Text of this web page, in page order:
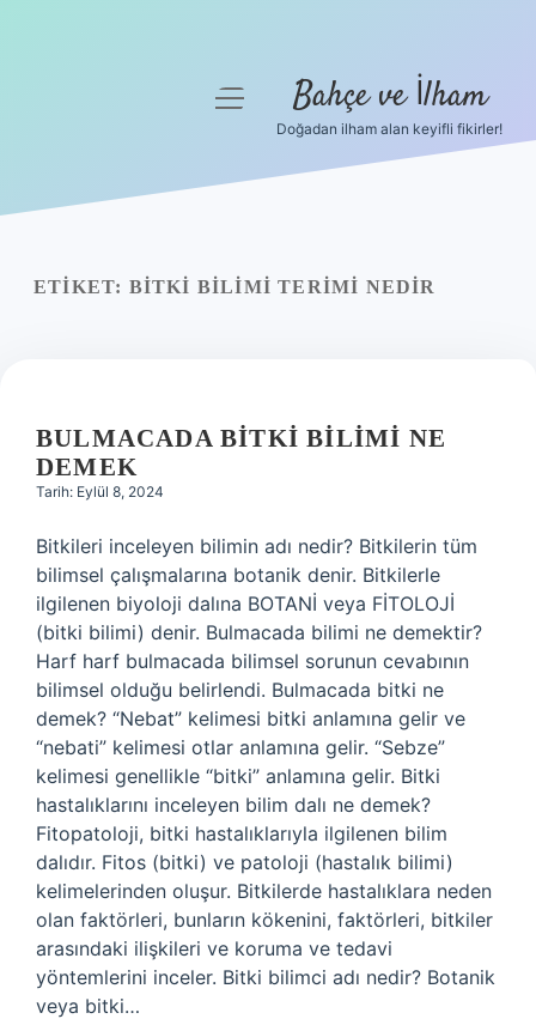
Yasal Uyarı
menüyü
Bahçe ve İlham
Doğadan ilham alan keyifli fikirler!
ETIKET: BITKI BILIMI TERIMI NEDIR
BULMACADA BITKI BILIMI NE
DEMEK
Tarih: Eylül 8, 2024
Bitkileri inceleyen bilimin adı nedir? Bitkilerin tüm
bilimsel çalışmalarına botanik denir. Bitkilerle
ilgilenen biyoloji dalına BOTANİ veya FİTOLOJİ
(bitki bilimi) denir. Bulmacada bilimi ne demektir?
Harf harf bulmacada bilimsel sorunun cevabının
bilimsel olduğu belirlendi. Bulmacada bitki ne
demek? “Nebat” kelimesi bitki anlamına gelir ve
“nebati” kelimesi otlar anlamına gelir. “Sebze”
kelimesi genellikle “bitki” anlamına gelir. Bitki
hastalıklarını inceleyen bilim dalı ne demek?
Fitopatoloji, bitki hastalıklarıyla ilgilenen bilim
dalıdır. Fitos (bitki) ve patoloji (hastalık bilimi)
kelimelerinden oluşur. Bitkilerde hastalıklara neden
olan faktörleri, bunların kökenini, faktörleri, bitkiler
arasındaki ilişkileri ve koruma ve tedavi
yöntemlerini inceler. Bitki bilimci adı nedir? Botanik
veya bitki…